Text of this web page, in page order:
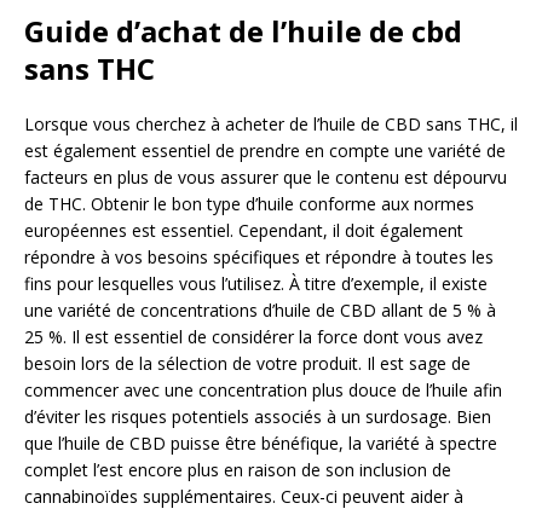
Guide d’achat de l’huile de cbd
sans THC
Lorsque vous cherchez à acheter de l’huile de CBD sans THC, il
est également essentiel de prendre en compte une variété de
facteurs en plus de vous assurer que le contenu est dépourvu
de THC. Obtenir le bon type d’huile conforme aux normes
européennes est essentiel. Cependant, il doit également
répondre à vos besoins spécifiques et répondre à toutes les
fins pour lesquelles vous l’utilisez. À titre d’exemple, il existe
une variété de concentrations d’huile de CBD allant de 5 % à
25 %. Il est essentiel de considérer la force dont vous avez
besoin lors de la sélection de votre produit. Il est sage de
commencer avec une concentration plus douce de l’huile afin
d’éviter les risques potentiels associés à un surdosage. Bien
que l’huile de CBD puisse être bénéfique, la variété à spectre
complet l’est encore plus en raison de son inclusion de
cannabinoïdes supplémentaires. Ceux-ci peuvent aider à